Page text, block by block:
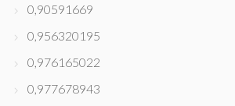
0,90591669
0,956320195
0,976165022
0,977678943